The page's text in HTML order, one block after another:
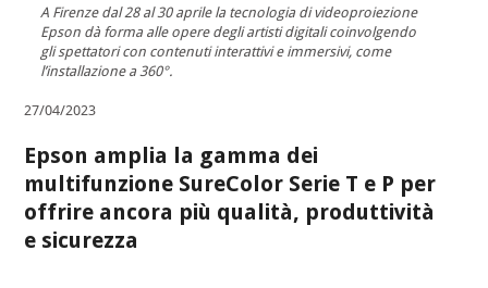
A Firenze dal 28 al 30 aprile la tecnologia di videoproiezione
Epson dà forma alle opere degli artisti digitali coinvolgendo
gli spettatori con contenuti interattivi e immersivi, come
l’installazione a 360°.
27/04/2023
Epson amplia la gamma dei
multifunzione SureColor Serie T e P per
offrire ancora più qualità, produttività
e sicurezza